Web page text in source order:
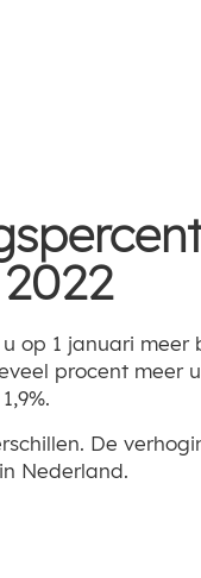
op 1 januari meer
procent meer
De
Nederland.